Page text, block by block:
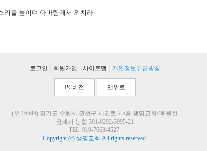
리를 높이며 아바림에서 외치라
로그인 회원가입 사이트맵 개인정보취급방침
PC버전 맨위로
(우 16594) 경기도 수원시 권선구 세권로 2 5층 생명교회//후원헌
금계좌 농협 301-0292-3995-21
TEL: 010-7663-4527
Copyright (c) 생명교회 All rights reserved.